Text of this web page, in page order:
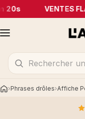
20s VENTES
AccueilPhrases drôles Affiche